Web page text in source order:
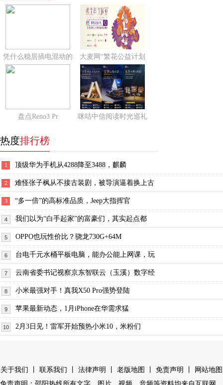
凭什么稳居插电混动的 大麦网“繁花公益计划
盘点Reno3 Pr 咪咕中信阅读时光巡礼
热度排行榜
1 顶级华为手机从4288降至3488，麒麟
2 难怪张子枫从不接古装剧，被导演逼着换上古
3 “多一倍”的高标准品质，Jeep大指挥官
4 我们以为“白手起家”的富豪们，其实起点都
5 OPPO也玩性价比？骁龙730G+64M
6 台电千元水桶平板电脑，能办公能上网课，玩
7 云南省委书记视察京东智联云（玉溪）数字经
8 小米最强对手！真我X50 Pro强势登陆
9 苹果最新动态，1月iPhone在华需求猛
10 2月3日见！雷军开始预热小米10，米粉们
关于我们 联系我们 法律声明 老版地图 免责声明 网站地图